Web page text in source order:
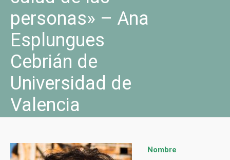
personas» – Ana
Esplungues
Cebrián de
Universidad de
Valencia
Nombre